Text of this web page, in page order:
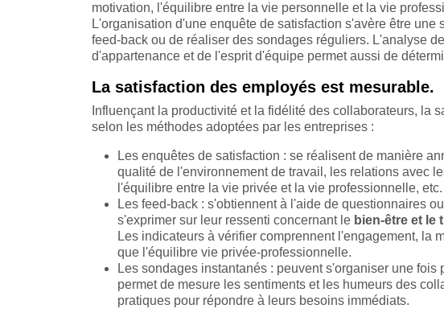
motivation, l'équilibre entre la vie personnelle et la vie
L'organisation d'une enquête de satisfaction s'avère être
feed-back ou de réaliser des sondages réguliers. L'analyse
d'appartenance et de l'esprit d'équipe permet aussi de
La satisfaction des employés est mesurable.
Influençant la productivité et la fidélité des collaborateurs, la
selon les méthodes adoptées par les entreprises :
Les enquêtes de satisfaction : se réalisent de manière
qualité de l'environnement de travail, les relations avec
l'équilibre entre la vie privée et la vie professionnelle, etc.
Les feed-back : s'obtiennent à l'aide de questionnaires
s'exprimer sur leur ressenti concernant le bien-être et le
Les indicateurs à vérifier comprennent l'engagement, la
que l'équilibre vie privée-professionnelle.
Les sondages instantanés : peuvent s'organiser une
permet de mesure les sentiments et les humeurs des
pratiques pour répondre à leurs besoins immédiats.